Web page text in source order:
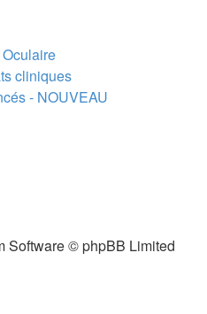
cliniques
- NOUVEAU
Software © phpBB Limited